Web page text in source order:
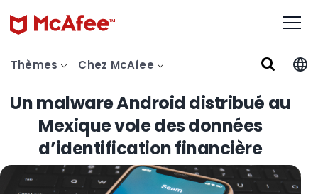
Thèmes Chez McAfee
Un malware Android distribué au
Mexique vole des données
d’identification financière